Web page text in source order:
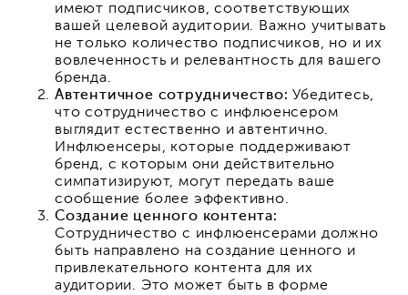
имеют подписчиков, соответствующих
вашей целевой аудитории. Важно учитывать
не только количество подписчиков, но и их
вовлеченность и релевантность для вашего
бренда.
Автентичное сотрудничество: Убедитесь,
что сотрудничество с инфлюенсером
выглядит естественно и автентично.
Инфлюенсеры, которые поддерживают
бренд, с которым они действительно
симпатизируют, могут передать ваше
сообщение более эффективно.
Создание ценного контента:
Сотрудничество с инфлюенсерами должно
быть направлено на создание ценного и
привлекательного контента для их
аудитории. Это может быть в форме